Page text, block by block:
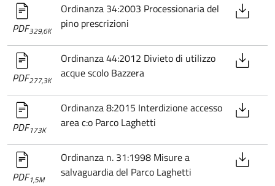
PDF329,6K
Ordinanza 34:2003 Processionaria del
pino prescrizioni
PDF277,3K
Ordinanza 44:2012 Divieto di utilizzo
acque scolo Bazzera
PDF173K
Ordinanza 8:2015 Interdizione accesso
area c:o Parco Laghetti
PDF1,5M
Ordinanza n. 31:1998 Misure a
salvaguardia del Parco Laghetti